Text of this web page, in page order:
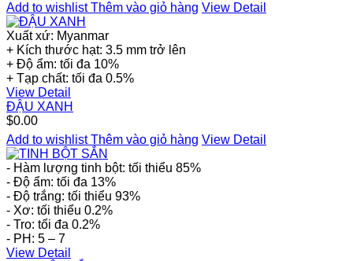
Add to wishlist Thêm vào giỏ hàng View Detail
Xuất xứ: Myanmar
+ Kích thước hạt: 3.5 mm trở lên
+ Độ ẩm: tối đa 10%
+ Tạp chất: tối đa 0.5%
View Detail
ĐẬU XANH
$0.00
Add to wishlist Thêm vào giỏ hàng View Detail
- Hàm lượng tinh bột: tối thiểu 85%
- Độ ẩm: tối đa 13%
- Độ trắng: tối thiểu 93%
- Xơ: tối thiểu 0.2%
- Tro: tối đa 0.2%
- PH: 5 – 7
View Detail